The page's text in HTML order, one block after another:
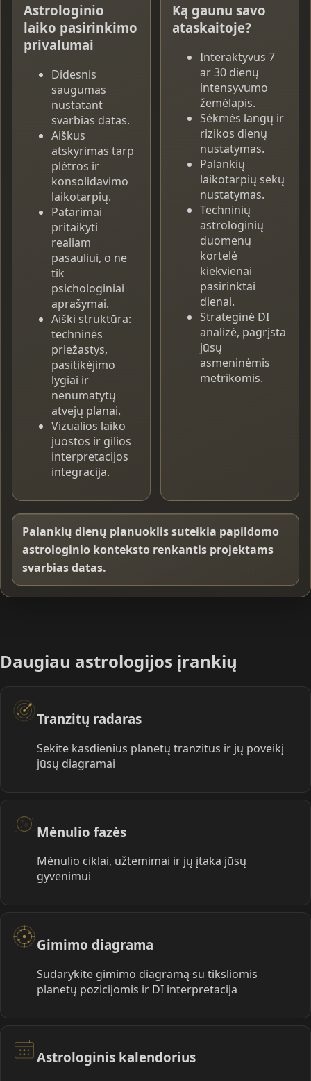
Astrologinio
laiko pasirinkimo
privalumai
Didesnis
saugumas
nustatant
svarbias datas.
Aiškus
atskyrimas tarp
plėtros ir
konsolidavimo
laikotarpių.
Patarimai
pritaikyti
realiam
pasauliui, o ne
tik
psichologiniai
aprašymai.
Aiški struktūra:
techninės
priežastys,
pasitikėjimo
lygiai ir
nenumatytų
atvejų planai.
Vizualios laiko
juostos ir gilios
interpretacijos
integracija.
Ką gaunu savo
ataskaitoje?
Interaktyvus 7
ar 30 dienų
intensyvumo
žemėlapis.
Sėkmės langų ir
rizikos dienų
nustatymas.
Palankių
laikotarpių sekų
nustatymas.
Techninių
astrologinių
duomenų
kortelė
kiekvienai
pasirinktai
dienai.
Strateginė DI
analizė, pagrįsta
jūsų
asmeninėmis
metrikomis.
Palankių dienų planuoklis suteikia papildomo
astrologinio konteksto renkantis projektams
svarbias datas.
Daugiau astrologijos įrankių
Tranzitų radaras
Sekite kasdienius planetų tranzitus ir jų poveikį
jūsų diagramai
Mėnulio fazės
Mėnulio ciklai, užtemimai ir jų įtaka jūsų
gyvenimui
Gimimo diagrama
Sudarykite gimimo diagramą su tiksliomis
planetų pozicijomis ir DI interpretacija
Astrologinis kalendorius